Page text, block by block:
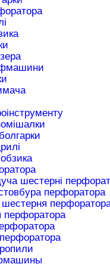
шестерні
перфоратора
шестерня